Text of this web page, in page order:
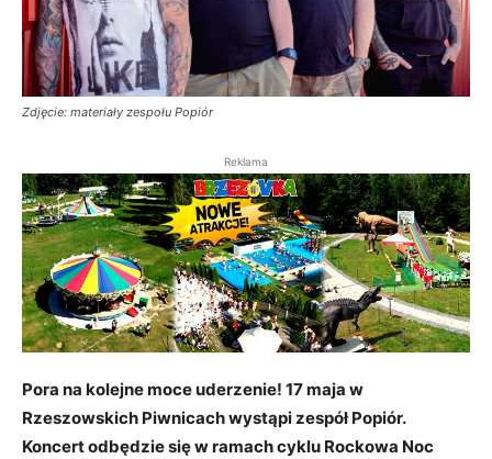
Zdjęcie: materiały zespołu Popiór
Reklama
Pora na kolejne moce uderzenie! 17 maja w
Rzeszowskich Piwnicach wystąpi zespół Popiór.
Koncert odbędzie się w ramach cyklu Rockowa Noc